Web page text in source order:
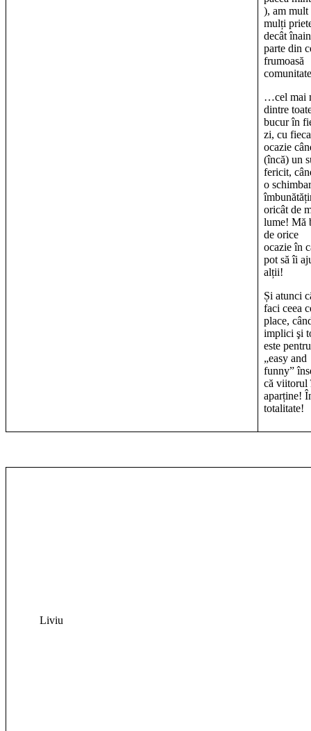
), am mult
mulți
decât
parte din
frumoasă
…cel mai
dintre
bucur în
zi, cu
ocazie
(încă) un
fericit,
o
oricât de
lume! Mă
de orice
ocazie în
pot să îi
alții!
Și atunci
faci ceea
place,
implici şi
este
„easy and
funny”
că viitorul
aparține!
totalitate!
Liviu